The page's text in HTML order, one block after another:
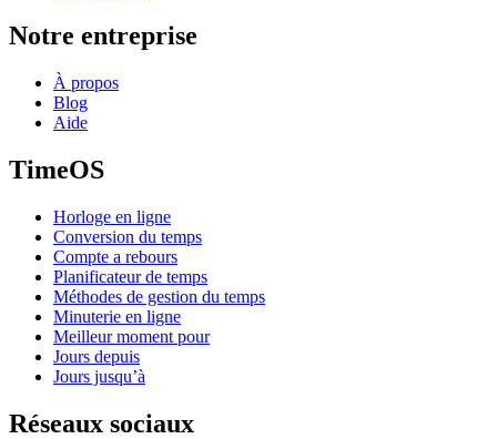
Notre entreprise
À propos
Blog
Aide
TimeOS
Horloge en ligne
Conversion du temps
Compte a rebours
Planificateur de temps
Méthodes de gestion du temps
Minuterie en ligne
Meilleur moment pour
Jours depuis
Jours jusqu’à
Réseaux sociaux